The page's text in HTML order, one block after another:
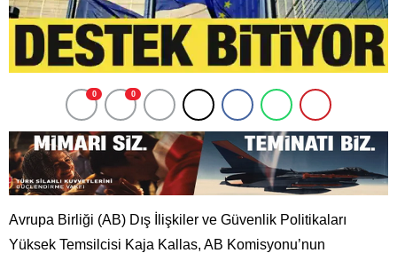
0 0
Avrupa Birliği (AB) Dış İlişkiler ve Güvenlik Politikaları
Yüksek Temsilcisi Kaja Kallas, AB Komisyonu’nun